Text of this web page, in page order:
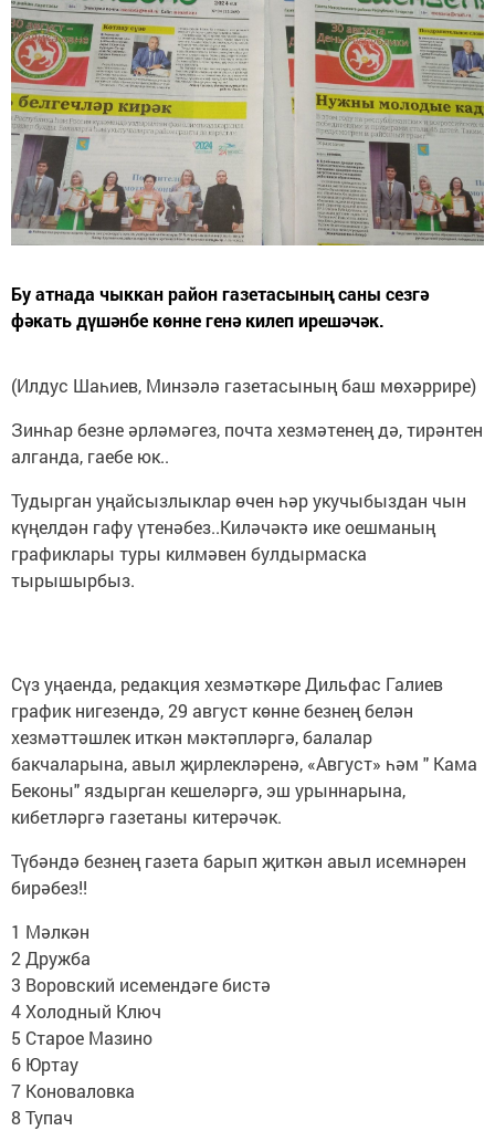
Бу атнада чыккан район газетасының саны сезгә
фәкать дүшәнбе көнне генә килеп ирешәчәк.
(Илдус Шаһиев, Минзәлә газетасының баш мөхәррире)
Зинһар безне әрләмәгез, почта хезмәтенең дә, тирәнтен
алганда, гаебе юк..
Тудырган уңайсызлыклар өчен һәр укучыбыздан чын
күңелдән гафу үтенәбез..Киләчәктә ике оешманың
графиклары туры килмәвен булдырмаска
тырышырбыз.
Сүз уңаенда, редакция хезмәткәре Дильфас Галиев
график нигезендә, 29 август көнне безнең белән
хезмәттәшлек иткән мәктәпләргә, балалар
бакчаларына, авыл җирлекләренә, «Август» һәм " Кама
Беконы" яздырган кешеләргә, эш урыннарына,
кибетләргә газетаны китерәчәк.
Түбәндә безнең газета барып җиткән авыл исемнәрен
бирәбез!!
1 Мәлкән
2 Дружба
3 Воровский исемендәге бистә
4 Холодный Ключ
5 Старое Мазино
6 Юртау
7 Коноваловка
8 Тупач